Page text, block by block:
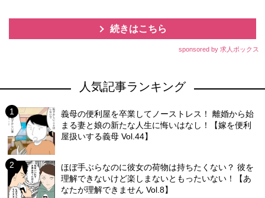
続きはこちら
sponsored by 求人ボックス
人気記事ランキング
義母の便利屋を卒業してノーストレス！ 離婚から始
まる妻と娘の新たな人生に悔いはなし！【嫁を便利
屋扱いする義母 Vol.44】
ほぼ手ぶらなのに彼女の荷物は持ちたくない？ 彼を
理解できないけど楽しまないともったいない！【あ
なたが理解できません Vol.8】